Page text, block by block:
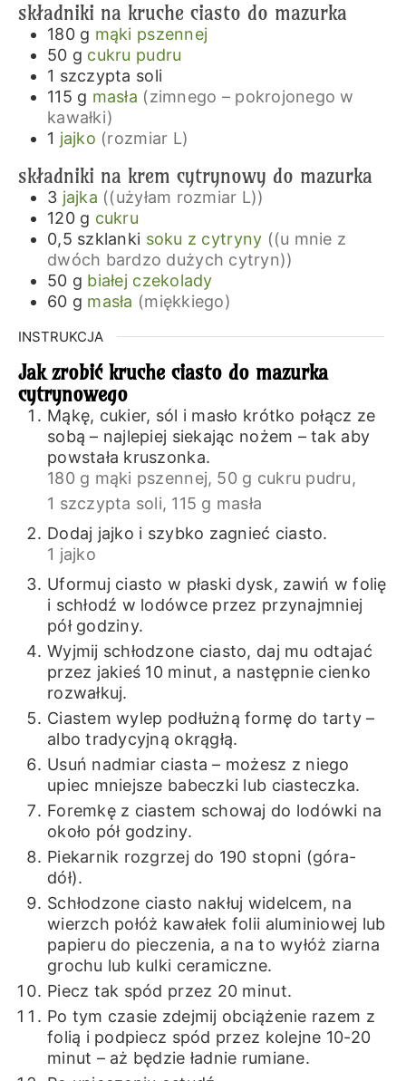
składniki na kruche ciasto do mazurka
180 g mąki pszennej
50 g cukru pudru
1 szczypta soli
115 g masła (zimnego – pokrojonego w
kawałki)
1 jajko (rozmiar L)
składniki na krem cytrynowy do mazurka
3 jajka ((użyłam rozmiar L))
120 g cukru
0,5 szklanki soku z cytryny ((u mnie z
dwóch bardzo dużych cytryn))
50 g białej czekolady
60 g masła (miękkiego)
INSTRUKCJA
Jak zrobić kruche ciasto do mazurka
cytrynowego
Mąkę, cukier, sól i masło krótko połącz ze
sobą – najlepiej siekając nożem – tak aby
powstała kruszonka.
180 g mąki pszennej, 50 g cukru pudru,
1 szczypta soli, 115 g masła
Dodaj jajko i szybko zagnieć ciasto.
1 jajko
Uformuj ciasto w płaski dysk, zawiń w folię
i schłodź w lodówce przez przynajmniej
pół godziny.
Wyjmij schłodzone ciasto, daj mu odtajać
przez jakieś 10 minut, a następnie cienko
rozwałkuj.
Ciastem wylep podłużną formę do tarty –
albo tradycyjną okrągłą.
Usuń nadmiar ciasta – możesz z niego
upiec mniejsze babeczki lub ciasteczka.
Foremkę z ciastem schowaj do lodówki na
około pół godziny.
Piekarnik rozgrzej do 190 stopni (góra-
dół).
Schłodzone ciasto nakłuj widelcem, na
wierzch połóż kawałek folii aluminiowej lub
papieru do pieczenia, a na to wyłóż ziarna
grochu lub kulki ceramiczne.
Piecz tak spód przez 20 minut.
Po tym czasie zdejmij obciążenie razem z
folią i podpiecz spód przez kolejne 10-20
minut – aż będzie ładnie rumiane.